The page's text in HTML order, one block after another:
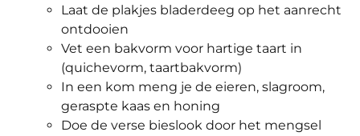
Laat de plakjes bladerdeeg op het aanrecht
ontdooien
Vet een bakvorm voor hartige taart in
(quichevorm, taartbakvorm)
In een kom meng je de eieren, slagroom,
geraspte kaas en honing
Doe de verse bieslook door het mengsel